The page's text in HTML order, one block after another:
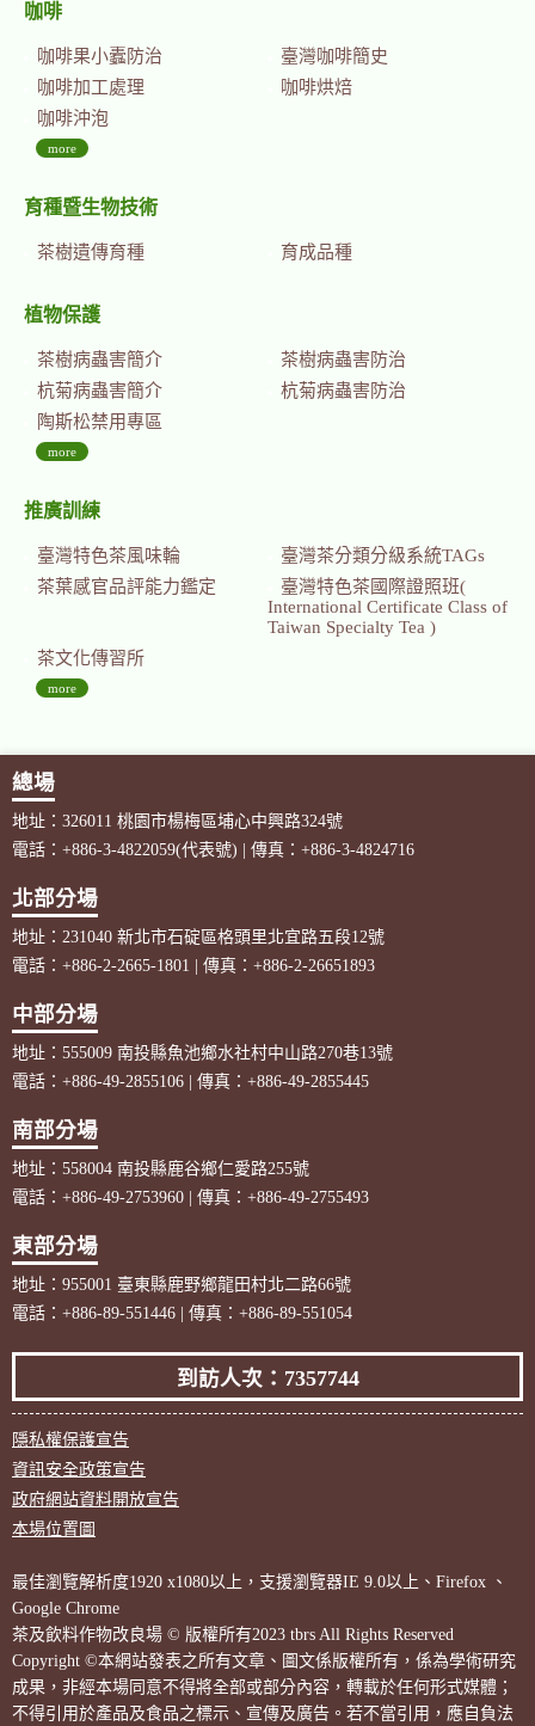
咖啡
咖啡果小蠹防治
臺灣咖啡簡史
咖啡加工處理
咖啡烘焙
咖啡沖泡
more
育種暨生物技術
茶樹遺傳育種 育成品種
植物保護
茶樹病蟲害簡介
茶樹病蟲害防治
杭菊病蟲害簡介
杭菊病蟲害防治
陶斯松禁用專區
more
推廣訓練
臺灣特色茶風味輪
臺灣茶分類分級系統TAGs
茶葉感官品評能力鑑定
臺灣特色茶國際證照班(
International Certificate Class of
Taiwan Specialty Tea )
茶文化傳習所
more
總場
地址：326011 桃園市楊梅區埔心中興路324號
電話：+886-3-4822059(代表號) | 傳真：+886-3-4824716
北部分場
地址：231040 新北市石碇區格頭里北宜路五段12號
電話：+886-2-2665-1801 | 傳真：+886-2-26651893
中部分場
地址：555009 南投縣魚池鄉水社村中山路270巷13號
電話：+886-49-2855106 | 傳真：+886-49-2855445
南部分場
地址：558004 南投縣鹿谷鄉仁愛路255號
電話：+886-49-2753960 | 傳真：+886-49-2755493
東部分場
地址：955001 臺東縣鹿野鄉龍田村北二路66號
電話：+886-89-551446 | 傳真：+886-89-551054
到訪人次：7357744
隱私權保護宣告
資訊安全政策宣告
政府網站資料開放宣告
本場位置圖
最佳瀏覽解析度1920 x1080以上，支援瀏覽器IE 9.0以上、Firefox 、
Google Chrome
茶及飲料作物改良場 © 版權所有2023 tbrs All Rights Reserved
Copyright ©本網站發表之所有文章、圖文係版權所有，係為學術研究
成果，非經本場同意不得將全部或部分內容，轉載於任何形式媒體；
不得引用於產品及食品之標示、宣傳及廣告。若不當引用，應自負法